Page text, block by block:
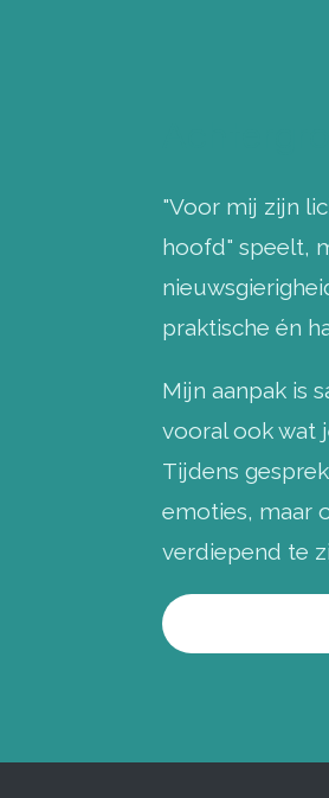
"Voor mij zijn
hoofd" speelt,
praktische én
Mijn aanpak is
vooral ook wat
Tijdens
emoties, maar
verdiepend te